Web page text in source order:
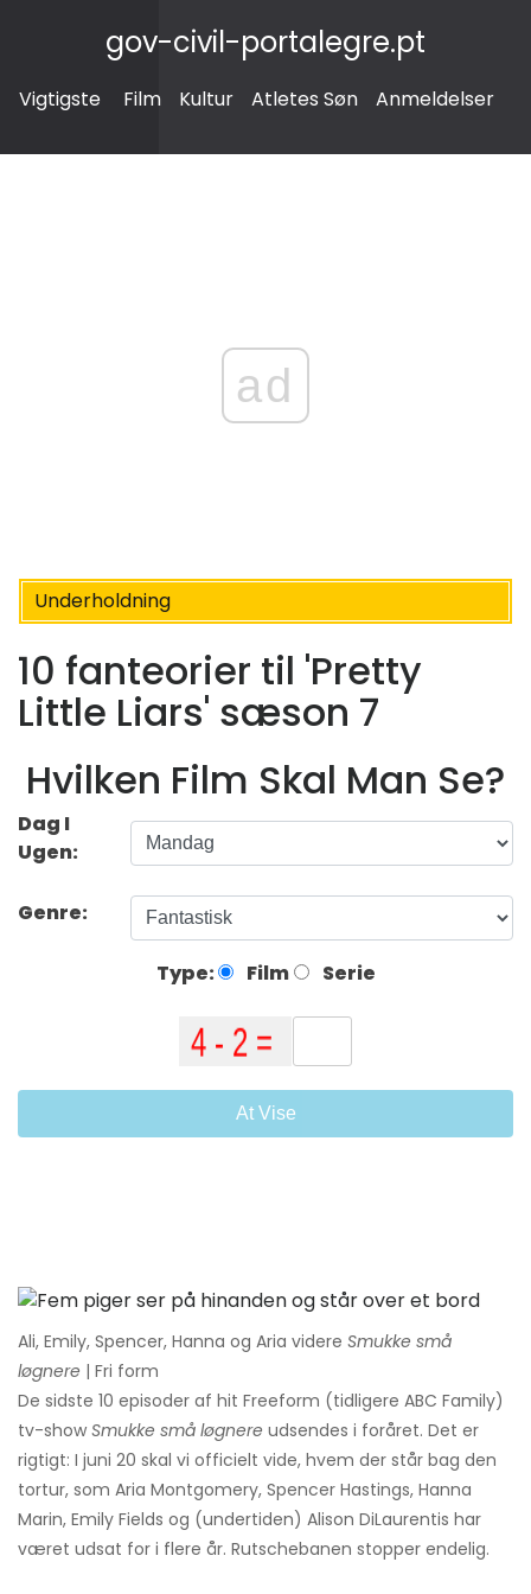
gov-civil-portalegre.pt
Vigtigste Film Kultur Atletes Søn Anmeldelser
ad
Underholdning
10 fanteorier til 'Pretty
Little Liars' sæson 7
Hvilken Film Skal Man Se?
Dag I
Ugen:
Genre:
Type: Film Serie
At Vise
Ali, Emily, Spencer, Hanna og Aria videre Smukke små
løgnere | Fri form
De sidste 10 episoder af hit Freeform (tidligere ABC Family)
tv-show Smukke små løgnere udsendes i foråret. Det er
rigtigt: I juni 20 skal vi officielt vide, hvem der står bag den
tortur, som Aria Montgomery, Spencer Hastings, Hanna
Marin, Emily Fields og (undertiden) Alison DiLaurentis har
været udsat for i flere år. Rutschebanen stopper endelig.